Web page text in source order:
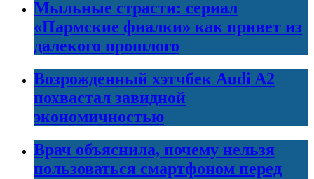
Мыльные страсти: сериал
«Пармские фиалки» как привет из
далекого прошлого
Возрожденный хэтчбек Audi A2
похвастал завидной
экономичностью
Врач объяснила, почему нельзя
пользоваться смартфоном перед